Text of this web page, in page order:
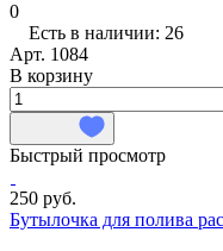
0
Есть в наличии: 26
Арт. 1084
В корзину
Быстрый просмотр
250 руб.
Бутылочка для полива